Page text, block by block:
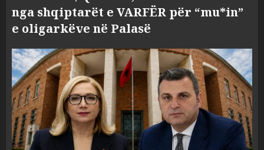
nga shqiptarët e VARFËR për “mu*in”
e oligarkëve në Palasë